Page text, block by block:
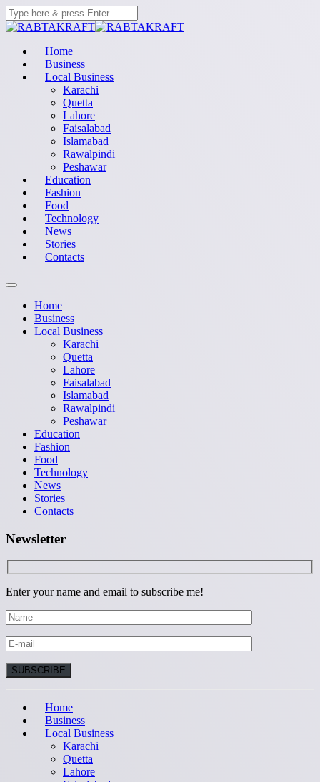
Home
Business
Local Business
Karachi
Quetta
Lahore
Faisalabad
Islamabad
Rawalpindi
Peshawar
Education
Fashion
Food
Technology
News
Stories
Contacts
Home
Business
Local Business
Karachi
Quetta
Lahore
Faisalabad
Islamabad
Rawalpindi
Peshawar
Education
Fashion
Food
Technology
News
Stories
Contacts
Newsletter
Enter your name and email to subscribe me!
Home
Business
Local Business
Karachi
Quetta
Lahore